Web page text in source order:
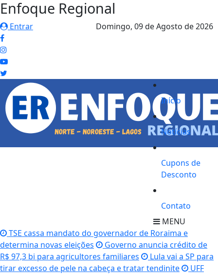
Enfoque Regional
Entrar Domingo, 09 de Agosto de 2026
Início
Notícias
Cupons de
Desconto
Contato
MENU
TSE cassa mandato do governador de Roraima e
determina novas eleições
Governo anuncia crédito de
R$ 97,3 bi para agricultores familiares
Lula vai a SP para
tirar excesso de pele na cabeça e tratar tendinite
UFF